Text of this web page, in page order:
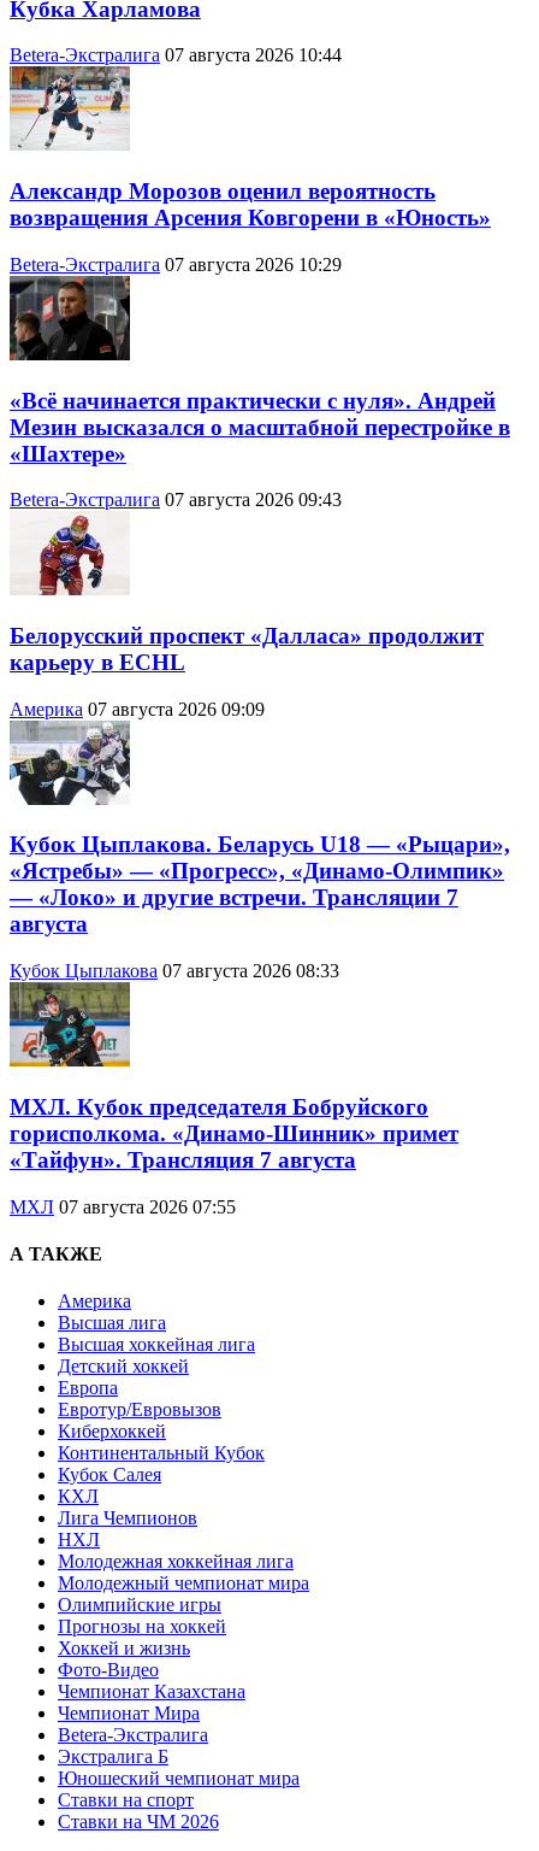
Кубка Харламова
Betera-Экстралига 07 августа 2026 10:44
Александр Морозов оценил вероятность
возвращения Арсения Ковгорени в «Юность»
Betera-Экстралига 07 августа 2026 10:29
«Всё начинается практически с нуля». Андрей
Мезин высказался о масштабной перестройке в
«Шахтере»
Betera-Экстралига 07 августа 2026 09:43
Белорусский проспект «Далласа» продолжит
карьеру в ECHL
Америка 07 августа 2026 09:09
Кубок Цыплакова. Беларусь U18 — «Рыцари»,
«Ястребы» — «Прогресс», «Динамо-Олимпик»
— «Локо» и другие встречи. Трансляции 7
августа
Кубок Цыплакова 07 августа 2026 08:33
МХЛ. Кубок председателя Бобруйского
горисполкома. «Динамо-Шинник» примет
«Тайфун». Трансляция 7 августа
МХЛ 07 августа 2026 07:55
А ТАКЖЕ
Америка
Высшая лига
Высшая хоккейная лига
Детский хоккей
Европа
Евротур/Евровызов
Киберхоккей
Континентальный Кубок
Кубок Салея
КХЛ
Лига Чемпионов
НХЛ
Молодежная хоккейная лига
Молодежный чемпионат мира
Олимпийские игры
Прогнозы на хоккей
Хоккей и жизнь
Фото-Видео
Чемпионат Казахстана
Чемпионат Мира
Betera-Экстралига
Экстралига Б
Юношеский чемпионат мира
Ставки на спорт
Ставки на ЧМ 2026